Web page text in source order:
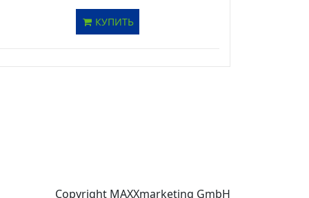
КУПИТЬ
Copyright MAXXmarketing GmbH